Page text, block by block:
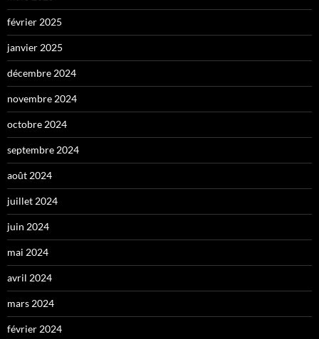
février 2025
janvier 2025
décembre 2024
novembre 2024
octobre 2024
septembre 2024
août 2024
juillet 2024
juin 2024
mai 2024
avril 2024
mars 2024
février 2024